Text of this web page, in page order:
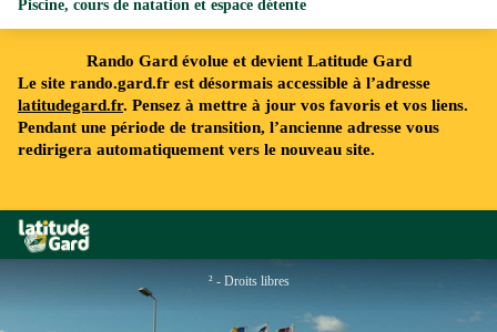
Rando Gard évolue et devient Latitude Gard
Le site rando.gard.fr est désormais accessible à l’adresse
latitudegard.fr. Pensez à mettre à jour vos favoris et vos liens.
Pendant une période de transition, l’ancienne adresse vous
redirigera automatiquement vers le nouveau site.
Rando Gard
Piscine, cours de natation et espace détente
² - Droits libres